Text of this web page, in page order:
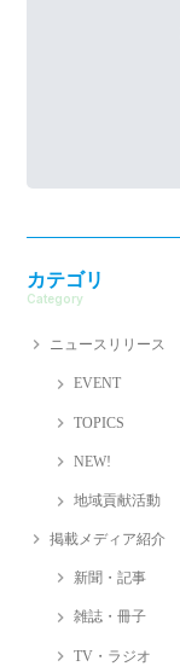
カテゴリ
Category
ニュースリリース
EVENT
TOPICS
NEW!
地域貢献活動
掲載メディア紹介
新聞・記事
雑誌・冊子
TV・ラジオ